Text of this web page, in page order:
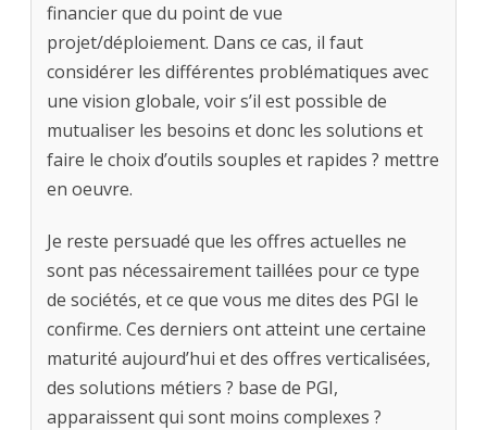
financier que du point de vue
projet/déploiement. Dans ce cas, il faut
considérer les différentes problématiques avec
une vision globale, voir s’il est possible de
mutualiser les besoins et donc les solutions et
faire le choix d’outils souples et rapides ? mettre
en oeuvre.
Je reste persuadé que les offres actuelles ne
sont pas nécessairement taillées pour ce type
de sociétés, et ce que vous me dites des PGI le
confirme. Ces derniers ont atteint une certaine
maturité aujourd’hui et des offres verticalisées,
des solutions métiers ? base de PGI,
apparaissent qui sont moins complexes ?